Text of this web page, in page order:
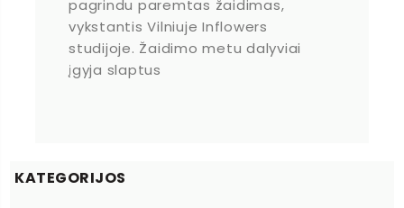
pagrindu paremtas žaidimas,
vykstantis Vilniuje Inflowers
studijoje. Žaidimo metu dalyviai
įgyja slaptus
KATEGORIJOS